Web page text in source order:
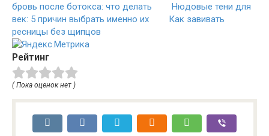
бровь после ботокса: что делать
Нюдовые тени для
век: 5 причин выбрать именно их
Как завивать
ресницы без щипцов
Рейтинг
( Пока оценок нет )